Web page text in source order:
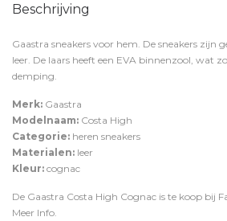
Beschrijving
Gaastra sneakers voor hem. De sneakers zijn
leer. De laars heeft een EVA binnenzool, wat
demping.
Merk: Gaastra
Modelnaam: Costa High
Categorie: heren sneakers
Materialen: leer
Kleur: cognac
De Gaastra Costa High Cognac is te koop bij
Meer Info